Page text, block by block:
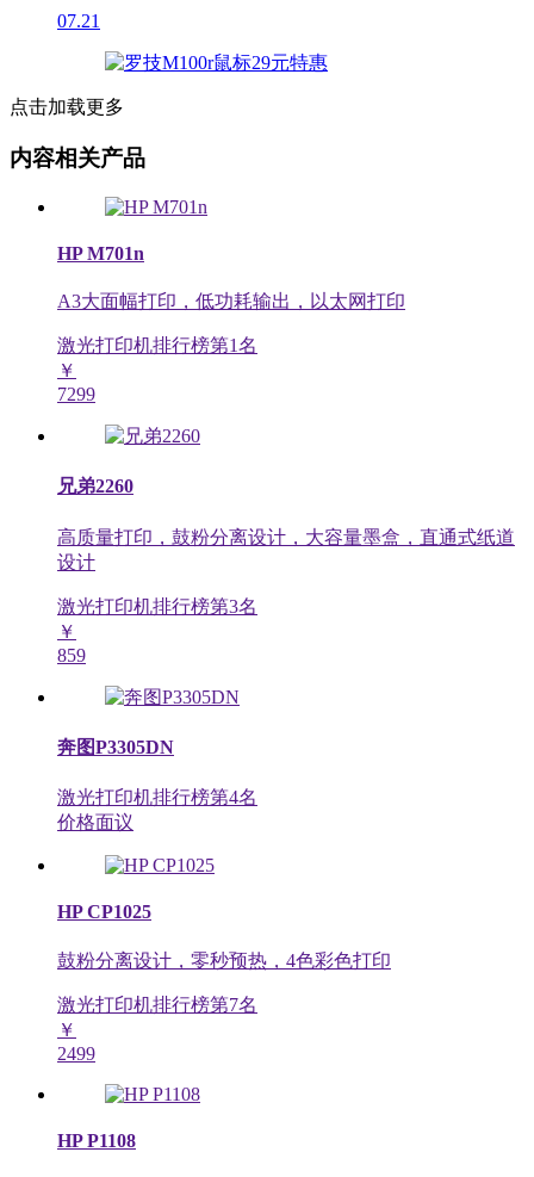
07.21
点击加载更多
内容相关产品
HP M701n
A3大面幅打印，低功耗输出，以太网打印
激光打印机排行榜第1名
￥
7299
兄弟2260
高质量打印，鼓粉分离设计，大容量墨盒，直通式纸道
设计
激光打印机排行榜第3名
￥
859
奔图P3305DN
激光打印机排行榜第4名
价格面议
HP CP1025
鼓粉分离设计，零秒预热，4色彩色打印
激光打印机排行榜第7名
￥
2499
HP P1108